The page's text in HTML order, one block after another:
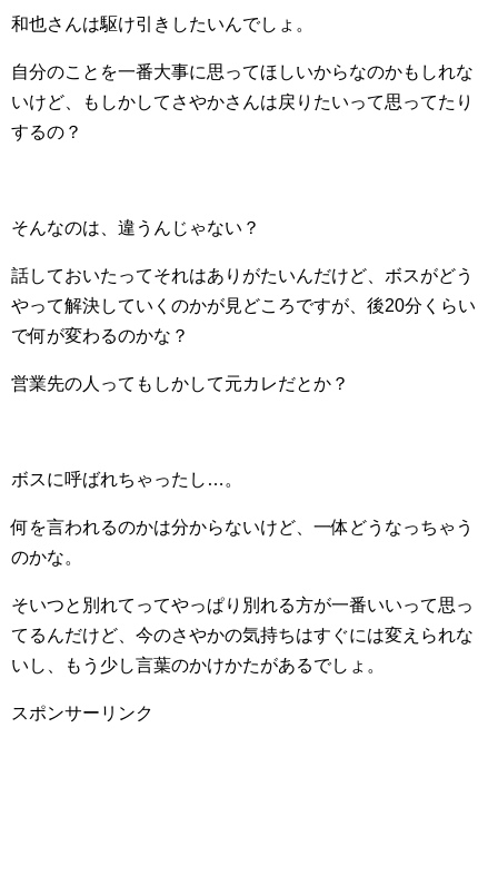
和也さんは駆け引きしたいんでしょ。
自分のことを一番大事に思ってほしいからなのかもしれな
いけど、もしかしてさやかさんは戻りたいって思ってたり
するの？
そんなのは、違うんじゃない？
話しておいたってそれはありがたいんだけど、ボスがどう
やって解決していくのかが見どころですが、後20分くらい
で何が変わるのかな？
営業先の人ってもしかして元カレだとか？
ボスに呼ばれちゃったし…。
何を言われるのかは分からないけど、一体どうなっちゃう
のかな。
そいつと別れてってやっぱり別れる方が一番いいって思っ
てるんだけど、今のさやかの気持ちはすぐには変えられな
いし、もう少し言葉のかけかたがあるでしょ。
スポンサーリンク